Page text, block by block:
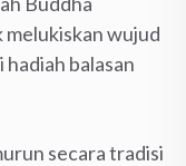
melukiskan wujud
hadiah balasan
secara tradisi